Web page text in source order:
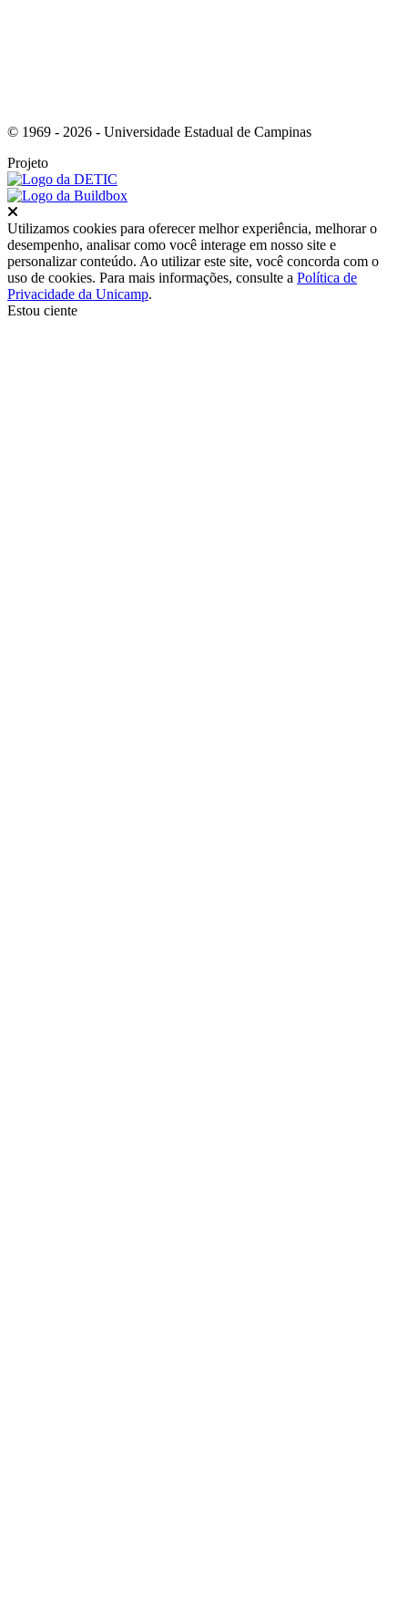
© 1969 - 2026 - Universidade Estadual de Campinas
Projeto
Utilizamos cookies para oferecer melhor experiência, melhorar o
desempenho, analisar como você interage em nosso site e
personalizar conteúdo. Ao utilizar este site, você concorda com o
uso de cookies. Para mais informações, consulte a Política de
Privacidade da Unicamp.
Estou ciente